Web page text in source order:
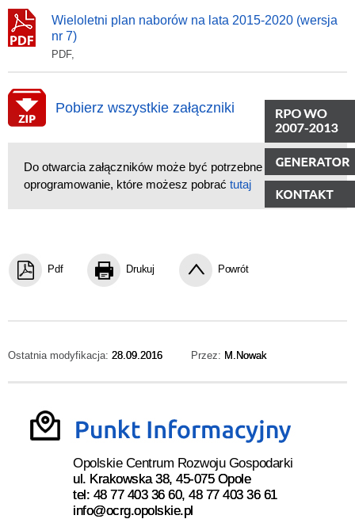
Wieloletni plan naborów na lata 2015-2020 (wersja
nr 7)
PDF,
Pobierz wszystkie załączniki
Do otwarcia załączników może być potrzebne
oprogramowanie, które możesz pobrać tutaj
Pdf Drukuj Powrót
Ostatnia modyfikacja: 28.09.2016 Przez: M.Nowak
Opolskie Centrum Rozwoju Gospodarki
ul. Krakowska 38, 45-075 Opole
tel: 48 77 403 36 60, 48 77 403 36 61
info@ocrg.opolskie.pl